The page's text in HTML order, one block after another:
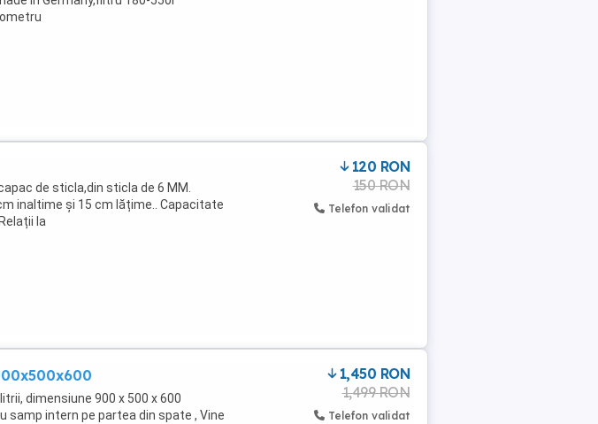
de sticla,din sticla de 6 MM.
inaltime și 15 cm lățime.. Capacitate
la
120 RON
150 RON
Telefon validat
dimensiune 900 x 500 x 600
samp intern pe partea din spate , Vine
1,450 RON
1,499 RON
Telefon validat